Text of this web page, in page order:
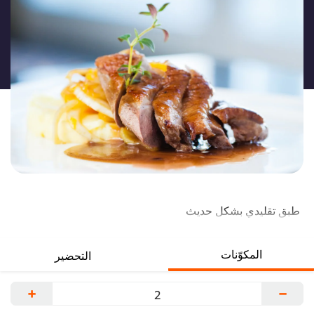
تقديم
أي
تقييمات
لهذا
طبق تقليدي بشكل حديث
المكوّنات التحضير